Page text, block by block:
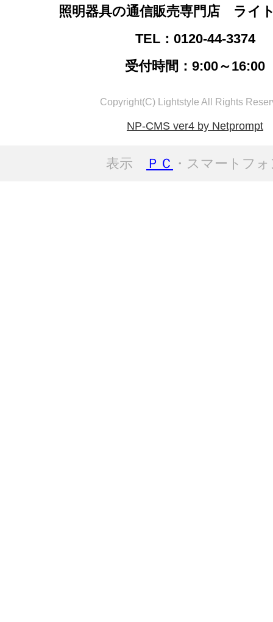
照明器具の通信販売専門店 ライ
TEL：0120-44-3374
受付時間：9:00～16:00
Copyright(C) Lightstyle All Rights
NP-CMS ver4 by Netprompt
表示 ＰＣ ・スマートフ